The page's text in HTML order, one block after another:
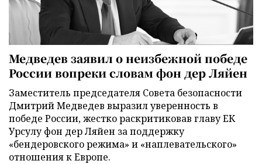
Медведев заявил о неизбежной победе
России вопреки словам фон дер Ляйен
Заместитель председателя Совета безопасности
Дмитрий Медведев выразил уверенность в
победе России, жестко раскритиковав главу ЕК
Урсулу фон дер Ляйен за поддержку
«бендеровского режима» и «наплевательского»
отношения к Европе.